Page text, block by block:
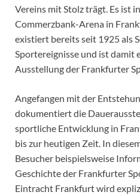
Vereins mit Stolz trägt. Es ist
Commerzbank-Arena in
existiert bereits seit 1925 als
Sportereignisse und ist damit
Ausstellung der Frankfurter
Angefangen mit der
dokumentiert die
sportliche Entwicklung in
bis zur heutigen Zeit. In
Besucher beispielsweise
Geschichte der Frankfurter
Eintracht Frankfurt wird